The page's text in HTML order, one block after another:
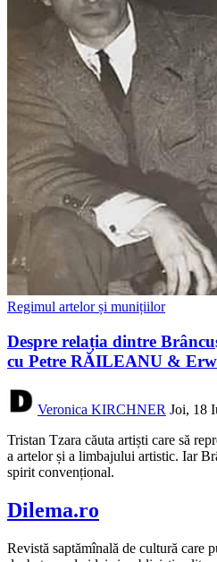
Regimul artelor și munițiilor
Despre relația dintre
cu Petre RĂILEANU &
Veronica KIRCHNER Joi, 18
Tristan Tzara căuta artiști care să
a artelor și a limbajului artistic. Iar
spirit convențional.
Dilema.ro
Revistă saptămînală de cultură care